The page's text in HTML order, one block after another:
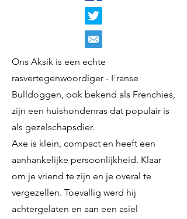
Ons Aksik is een echte
rasvertegenwoordiger - Franse
Bulldoggen, ook bekend als Frenchies,
zijn een huishondenras dat populair is
als gezelschapsdier.
Axe is klein, compact en heeft een
aanhankelijke persoonlijkheid. Klaar
om je vriend te zijn en je overal te
vergezellen. Toevallig werd hij
achtergelaten en aan een asiel